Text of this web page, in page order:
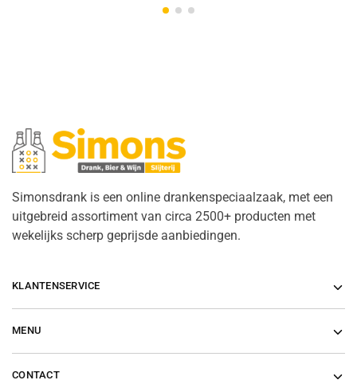
Simonsdrank is een online drankenspeciaalzaak, met een
uitgebreid assortiment van circa 2500+ producten met
wekelijks scherp geprijsde aanbiedingen.
KLANTENSERVICE
MENU
CONTACT